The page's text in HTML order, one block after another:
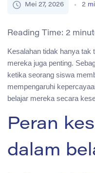
Mei 27, 2026 2
Reading Time: 2
Kesalahan tidak hanya
mereka juga penting.
ketika seorang siswa
mempengaruhi
belajar mereka secara
Peran
dalam